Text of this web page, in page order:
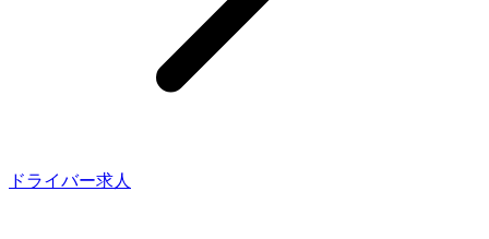
ドライバー求人